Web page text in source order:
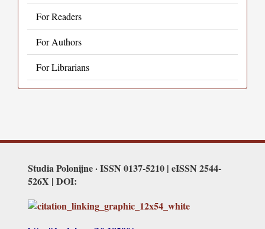
For Readers
For Authors
For Librarians
Studia Polonijne · ISSN 0137-5210 | eISSN 2544-
526X | DOI: